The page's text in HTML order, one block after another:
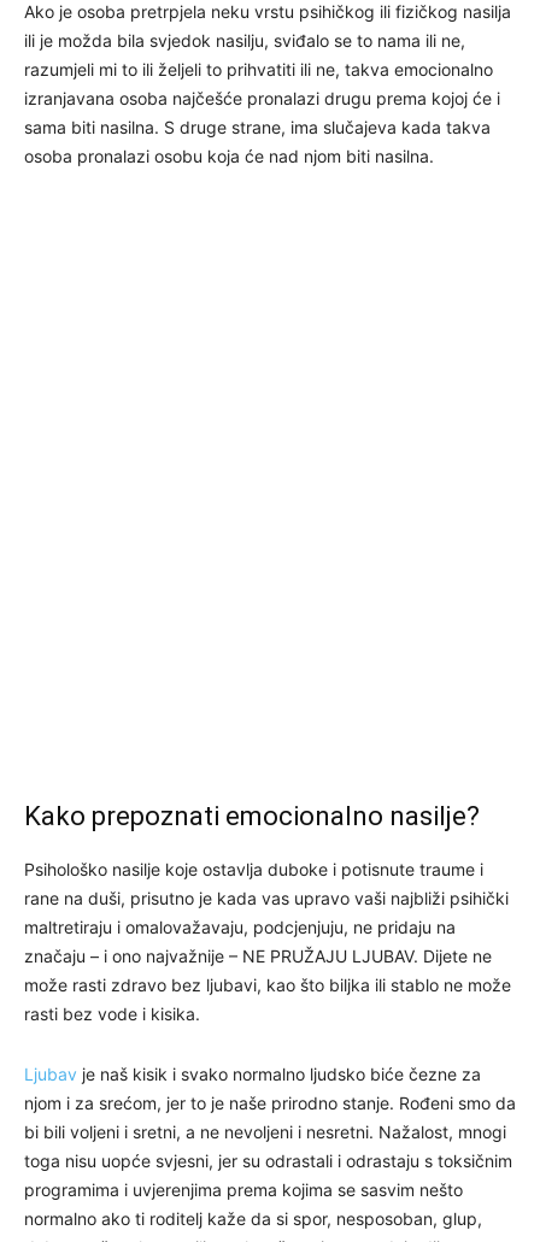
Ako je osoba pretrpjela neku vrstu psihičkog ili fizičkog nasilja
ili je možda bila svjedok nasilju, sviđalo se to nama ili ne,
razumjeli mi to ili željeli to prihvatiti ili ne, takva emocionalno
izranjavana osoba najčešće pronalazi drugu prema kojoj će i
sama biti nasilna. S druge strane, ima slučajeva kada takva
osoba pronalazi osobu koja će nad njom biti nasilna.
Kako prepoznati emocionalno nasilje?
Psihološko nasilje koje ostavlja duboke i potisnute traume i
rane na duši, prisutno je kada vas upravo vaši najbliži psihički
maltretiraju i omalovažavaju, podcjenjuju, ne pridaju na
značaju – i ono najvažnije – NE PRUŽAJU LJUBAV. Dijete ne
može rasti zdravo bez ljubavi, kao što biljka ili stablo ne može
rasti bez vode i kisika.
Ljubav je naš kisik i svako normalno ljudsko biće čezne za
njom i za srećom, jer to je naše prirodno stanje. Rođeni smo da
bi bili voljeni i sretni, a ne nevoljeni i nesretni. Nažalost, mnogi
toga nisu uopće svjesni, jer su odrastali i odrastaju s toksičnim
programima i uvjerenjima prema kojima se sasvim nešto
normalno ako ti roditelj kaže da si spor, nesposoban, glup,